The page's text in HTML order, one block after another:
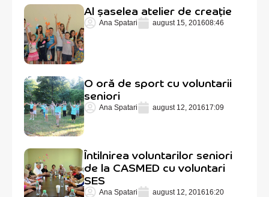
Al șaselea atelier de creație
Ana Spatari august 15, 201608:46
O oră de sport cu voluntarii
seniori
Ana Spatari august 12, 201617:09
Întilnirea voluntarilor seniori
de la CASMED cu voluntari
SES
Ana Spatari august 12, 201616:20